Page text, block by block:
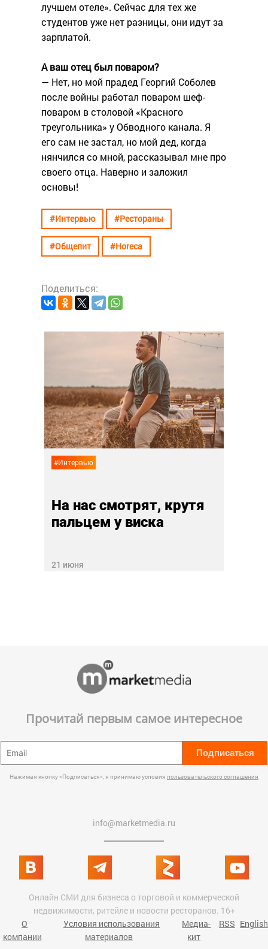
лучшем отеле». Сейчас для тех же
студентов уже нет разницы, они идут за
зарплатой.
А ваш отец был поваром?
— Нет, но мой прадед Георгий Соболев
после войны работал поваром шеф-
поваром в столовой «Красного
треугольника» у Обводного канала. Я
его сам не застал, но мой дед, когда
нянчился со мной, рассказывал мне про
своего отца. Наверно и заложил
основы!
#Интервью #Рестораны
#Общепит #Horeca
Поделиться:
#Интервью
На нас смотрят, крутя
пальцем у виска
21 июня
Прочитай первым самое интересное
Подписаться
Нажимая кнопку «Подписаться», я принимаю условия пользовательского соглашения
info@marketmedia.ru
Онлайн СМИ для бизнеса о торговой и коммерческой
недвижимости, ритейле и новости ресторанов. 16+
О
компании
Условия использования
материалов
Медиа-
кит
RSS English